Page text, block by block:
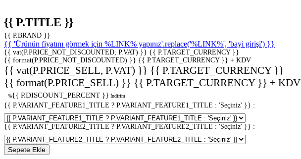
{{ P.TITLE }}
{{ P.BRAND }}
{{ 'Ürünün fiyatını görmek için %LINK% yapınız'.replace('%LINK%', 'bayi girişi') }}
{{ vat(P.PRICE_NOT_DISCOUNTED, P.VAT) }} {{ P.TARGET_CURRENCY }}
{{ format(P.PRICE_NOT_DISCOUNTED) }} {{ P.TARGET_CURRENCY }} + KDV
{{ vat(P.PRICE_SELL, P.VAT) }} {{ P.TARGET_CURRENCY }}
{{ format(P.PRICE_SELL) }} {{ P.TARGET_CURRENCY }} + KDV
%{{ P.DISCOUNT_PERCENT }} İndirim
{{ P.VARIANT_FEATURE1_TITLE ? P.VARIANT_FEATURE1_TITLE : 'Seçiniz' }} :
{{ P.VARIANT_FEATURE2_TITLE ? P.VARIANT_FEATURE2_TITLE : 'Seçiniz' }} :
Sepete Ekle